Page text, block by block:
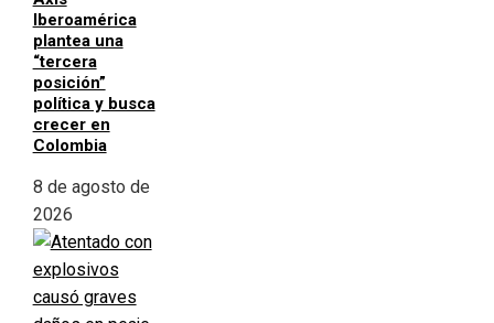
Iberoamérica
plantea una
“tercera
posición”
política y busca
crecer en
Colombia
8 de agosto de
2026